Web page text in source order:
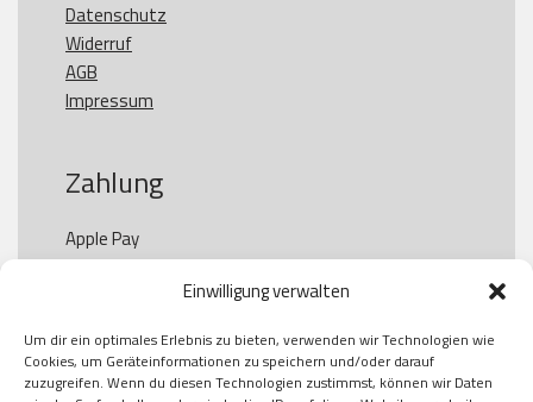
Einwilligung verwalten
Um dir ein optimales Erlebnis zu bieten, verwenden wir Technologien wie
Cookies, um Geräteinformationen zu speichern und/oder darauf
zuzugreifen. Wenn du diesen Technologien zustimmst, können wir Daten
Datenschutz
Widerruf
AGB
Impressum
Zahlung
Apple Pay
Paypal
Kauf auf Rechung
Klarna